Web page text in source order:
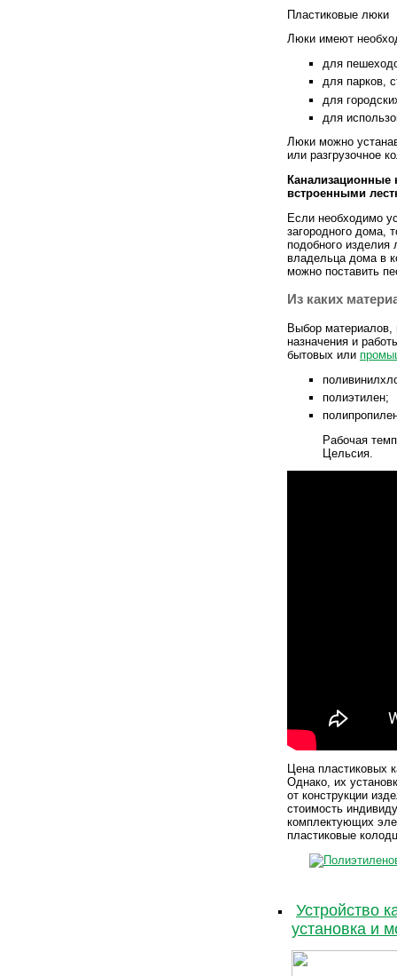
Пластиковые люки
Люки имеют
для
для парков,
для
для
Люки можно
или разгрузочное
Канализационные
встроенными
Если необходимо
загородного дома,
подобного изделия
владельца дома в
можно поставить
Из каких
Выбор материалов,
назначения и
бытовых или
полиэтилен;
Рабочая
Цельсия.
Цена пластиковых
Однако, их
от конструкции
стоимость
комплектующих
пластиковые
Устройство
установка и